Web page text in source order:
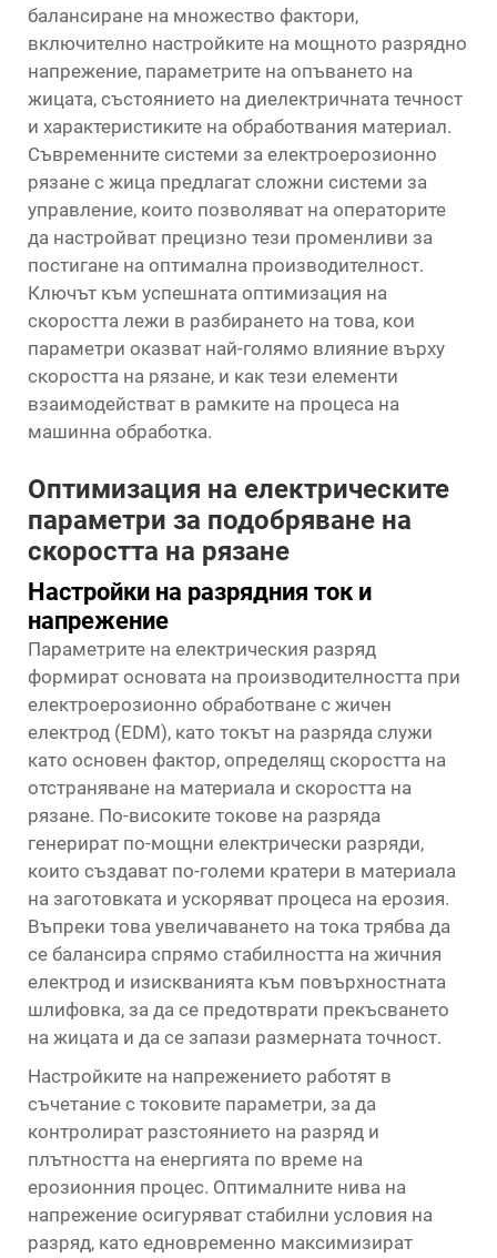
балансиране на множество фактори,
включително настройките на мощното разрядно
напрежение, параметрите на опъването на
жицата, състоянието на диелектричната течност
и характеристиките на обработвания материал.
Съвременните системи за електроерозионно
рязане с жица предлагат сложни системи за
управление, които позволяват на операторите
да настройват прецизно тези променливи за
постигане на оптимална производителност.
Ключът към успешната оптимизация на
скоростта лежи в разбирането на това, кои
параметри оказват най-голямо влияние върху
скоростта на рязане, и как тези елементи
взаимодействат в рамките на процеса на
машинна обработка.
Оптимизация на електрическите
параметри за подобряване на
скоростта на рязане
Настройки на разрядния ток и
напрежение
Параметрите на електрическия разряд
формират основата на производителността при
електроерозионно обработване с жичен
електрод (EDM), като токът на разряда служи
като основен фактор, определящ скоростта на
отстраняване на материала и скоростта на
рязане. По-високите токове на разряда
генерират по-мощни електрически разряди,
които създават по-големи кратери в материала
на заготовката и ускоряват процеса на ерозия.
Въпреки това увеличаването на тока трябва да
се балансира спрямо стабилността на жичния
електрод и изискванията към повърхностната
шлифовка, за да се предотврати прекъсването
на жицата и да се запази размерната точност.
Настройките на напрежението работят в
съчетание с токовите параметри, за да
контролират разстоянието на разряд и
плътността на енергията по време на
ерозионния процес. Оптималните нива на
напрежение осигуряват стабилни условия на
разряд, като едновременно максимизират